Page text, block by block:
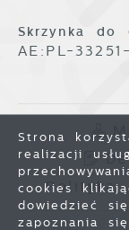
Skrzynka do
AE:PL-
Polityka
Strona
realizacji
cookies
dowiedzieć
zapoznania